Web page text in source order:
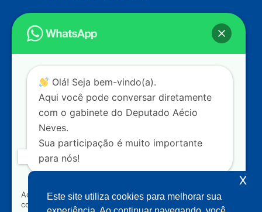
Endereço
Câmara dos Deputados
Ed. Principal, Ala C – Gabinete
Contato
dep.aecioneves@camara.leg.br
+55 (61) 3215-5964
+55 (31) 3261-0121
+55 (31) 97150-0834
Nossas redes
Olá! Seja bem-vindo(a).
Aqui você pode conversar diretamente
com o gabinete do Deputado Aécio
Neves.
Sua participação é muito importante
para nós!
Ao clicar para iniciar o contato pelo WhatsApp, você
concorda que seus dados serão utilizados exclusivamente
Este site utiliza cookies para melhorar sua
x